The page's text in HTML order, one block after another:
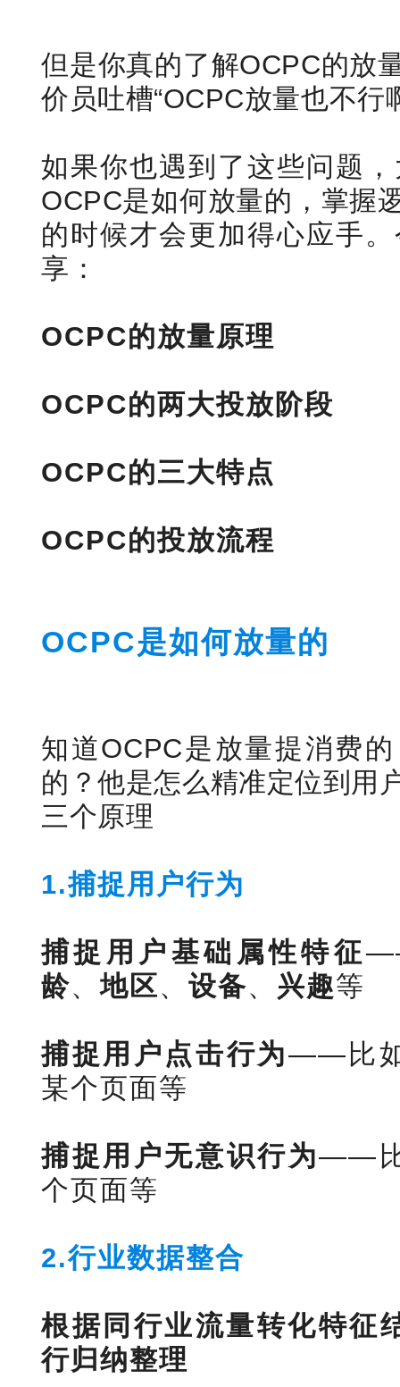
但是你真的了解OCPC的放
价员吐槽“OCPC放量也不行
如果你也遇到了这些问题
OCPC是如何放量的，掌握
的时候才会更加得心应手
享：
OCPC的放量原理
OCPC的两大投放阶段
OCPC的三大特点
OCPC的投放流程
OCPC是如何放量的
知道OCPC是放量提消费
的？他是怎么精准定位到用
三个原理
1.捕捉用户行为
捕捉用户基础属性特征
龄、地区、 设备、 兴趣等
捕捉用户点击行为——比
某个页面等
捕捉用户无意识行为——
个页面等
2.行业数据整合
根据同行业流量转化特征
行归纳整理